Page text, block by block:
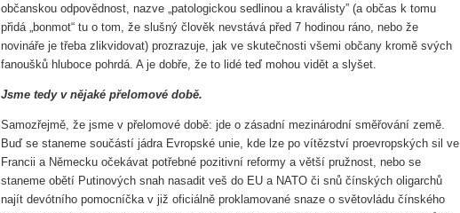
občanskou odpovědnost, nazve „patologickou sedlinou a kraválisty” (a občas k tomu
přidá „bonmot“ tu o tom, že slušný člověk nevstává před 7 hodinou ráno, nebo že
novináře je třeba zlikvidovat) prozrazuje, jak ve skutečnosti všemi občany kromě svých
fanoušků hluboce pohrdá. A je dobře, že to lidé teď mohou vidět a slyšet.
Jsme tedy v nějaké přelomové době.
Samozřejmě, že jsme v přelomové době: jde o zásadní mezinárodní směřování země.
Buď se staneme součástí jádra Evropské unie, kde lze po vítězství proevropských sil ve
Francii a Německu očekávat potřebné pozitivní reformy a větší pružnost, nebo se
staneme obětí Putinových snah nasadit veš do EU a NATO či snů čínských oligarchů
najít devótního pomocníčka v již oficiálně proklamované snaze o světovládu čínského